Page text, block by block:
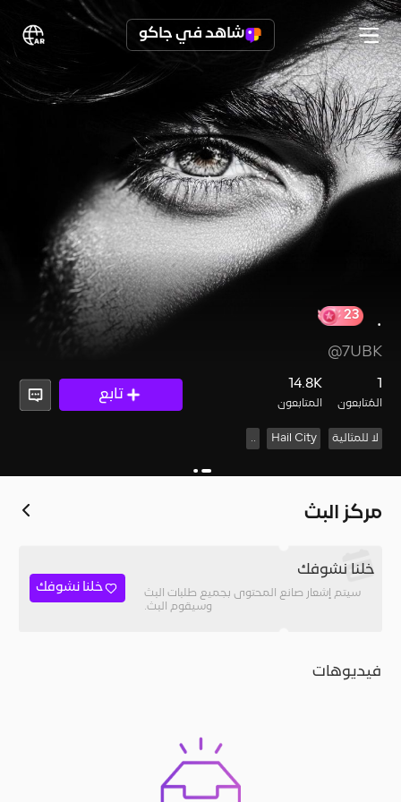
شاهد في جاكو
.
@7UBK
المُتابعون
14.8K
المتابعون
تابع
لا للمثالية Hail City
..
مركز البث
خلنا نشوفك
سيتم إشعار صانع المحتوى بجميع طلبات البث
وسيقوم البث.
خلنا نشوفك
فيديوهات